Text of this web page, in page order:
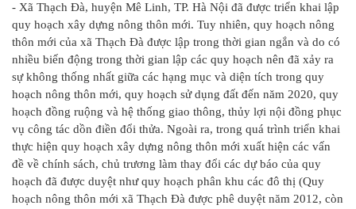
- Xã Thạch Đà, huyện Mê Linh, TP. Hà Nội đã được triển khai lập
quy hoạch xây dựng nông thôn mới. Tuy nhiên, quy hoạch nông
thôn mới của xã Thạch Đà được lập trong thời gian ngắn và do có
nhiều biến động trong thời gian lập các quy hoạch nên đã xảy ra
sự không thống nhất giữa các hạng mục và diện tích trong quy
hoạch nông thôn mới, quy hoạch sử dụng đất đến năm 2020, quy
hoạch đồng ruộng và hệ thống giao thông, thủy lợi nội đồng phục
vụ công tác dồn điền đổi thửa. Ngoài ra, trong quá trình triển khai
thực hiện quy hoạch xây dựng nông thôn mới xuất hiện các vấn
đề về chính sách, chủ trương làm thay đổi các dự báo của quy
hoạch đã được duyệt như quy hoạch phân khu các đô thị (Quy
hoạch nông thôn mới xã Thạch Đà được phê duyệt năm 2012, còn